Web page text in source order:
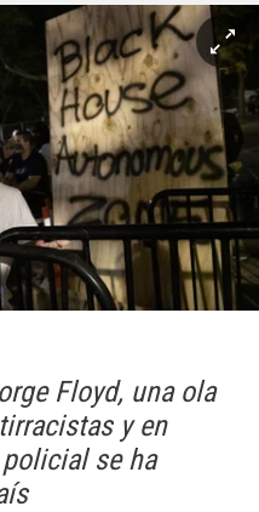
Floyd, una ola
y en
se ha